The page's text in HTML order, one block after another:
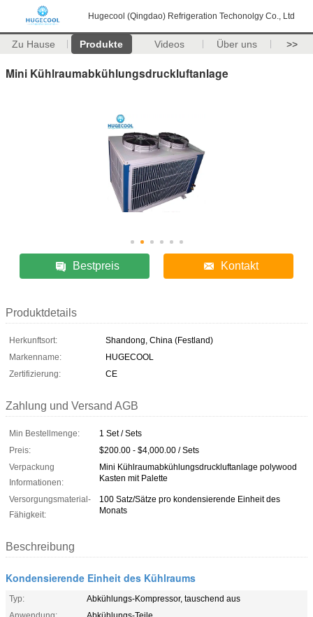
Hugecool (Qingdao) Refrigeration Techonolgy Co., Ltd
Zu Hause Produkte Videos Über uns >>
Mini Kühlraumabkühlungsdruckluftanlage
Bestpreis Kontakt
Produktdetails
Herkunftsort:
Shandong, China (Festland)
Markenname:
HUGECOOL
Zertifizierung:
CE
Zahlung und Versand AGB
Min Bestellmenge:
1 Set / Sets
Preis:
$200.00 - $4,000.00 / Sets
Verpackung
Informationen:
Mini Kühlraumabkühlungsdruckluftanlage polywood
Kasten mit Palette
Versorgungsmaterial-
Fähigkeit:
100 Satz/Sätze pro kondensierende Einheit des
Monats
Beschreibung
Kondensierende Einheit des Kühlraums
Typ:
Abkühlungs-Kompressor, tauschend aus